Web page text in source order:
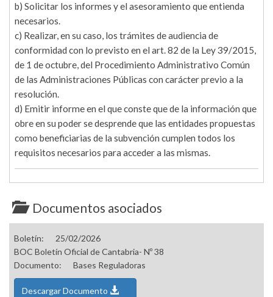
b) Solicitar los informes y el asesoramiento que entienda
necesarios.
c) Realizar, en su caso, los trámites de audiencia de
conformidad con lo previsto en el art. 82 de la Ley 39/2015,
de 1 de octubre, del Procedimiento Administrativo Común
de las Administraciones Públicas con carácter previo a la
resolución.
d) Emitir informe en el que conste que de la información que
obre en su poder se desprende que las entidades propuestas
como beneficiarias de la subvención cumplen todos los
requisitos necesarios para acceder a las mismas.
Documentos asociados
Boletín:
25/02/2026
BOC Boletín Oficial de Cantabria- Nº 38
Documento:
Bases Reguladoras
Descargar Documento